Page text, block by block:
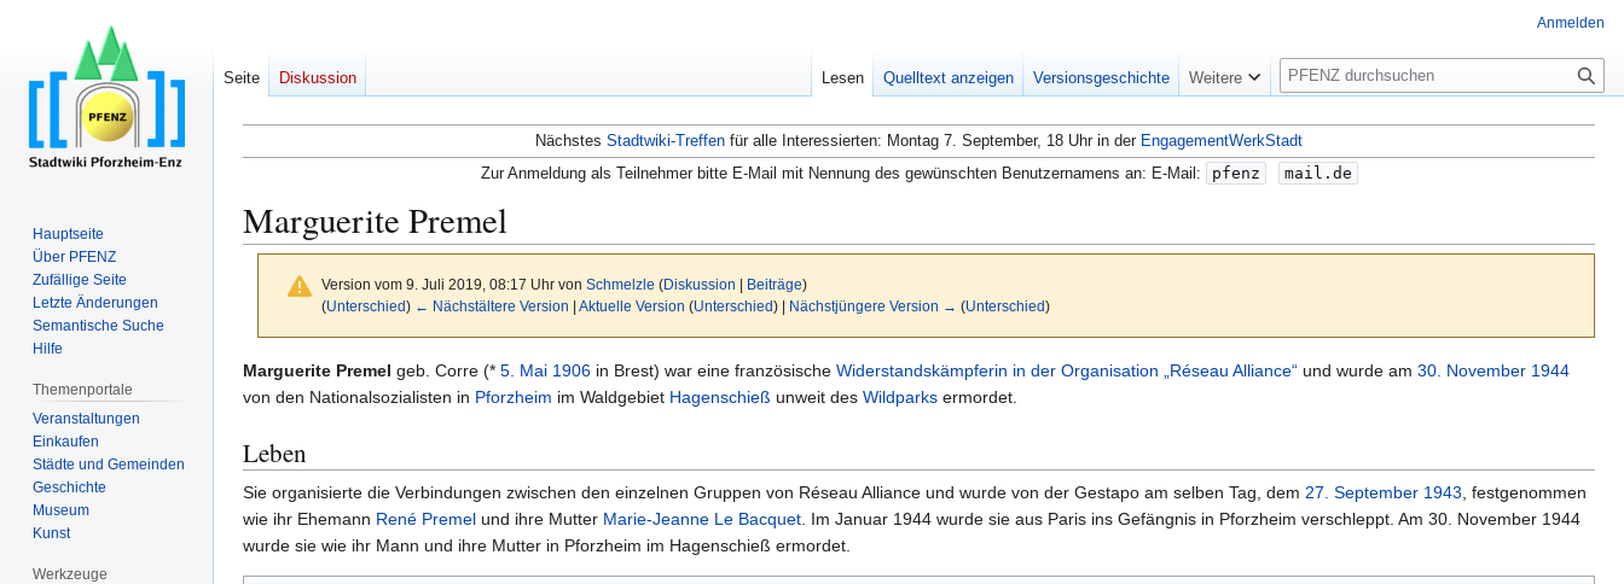
Nächstes Stadtwiki-Treffen für alle Interessierten: Montag 7. September, 18 Uhr in der EngagementWerkStadt
Zur Anmeldung als Teilnehmer bitte E-Mail mit Nennung des gewünschten Benutzernamens an: E-Mail:
pfenz mail.de
Marguerite Premel
Version vom 9. Juli 2019, 08:17 Uhr von Schmelzle (Diskussion | Beiträge)
(Unterschied) ← Nächstältere Version | Aktuelle Version (Unterschied) | Nächstjüngere Version → (Unterschied)
Zur
Navigation
Zur
Suche
Marguerite Premel geb. Corre (* 5. Mai 1906 in Brest) war eine französische Widerstandskämpferin in der Organisation „Réseau Alliance“ und wurde am 30. November 1944
von den Nationalsozialisten in Pforzheim im Waldgebiet Hagenschieß unweit des Wildparks ermordet.
Leben
Sie organisierte die Verbindungen zwischen den einzelnen Gruppen von Réseau Alliance und wurde von der Gestapo am selben Tag, dem 27. September 1943, festgenommen
wie ihr Ehemann René Premel und ihre Mutter Marie-Jeanne Le Bacquet. Im Januar 1944 wurde sie aus Paris ins Gefängnis in Pforzheim verschleppt. Am 30. November 1944
wurde sie wie ihr Mann und ihre Mutter in Pforzheim im Hagenschieß ermordet.
Anmelden
Seite Diskussion Lesen Quelltext anzeigen Versionsgeschichte Weitere
S
u
c
h
e
Hauptseite
Über PFENZ
Zufällige Seite
Letzte Änderungen
Semantische Suche
Hilfe
Themenportale
Veranstaltungen
Einkaufen
Städte und Gemeinden
Geschichte
Museum
Kunst
Werkzeuge